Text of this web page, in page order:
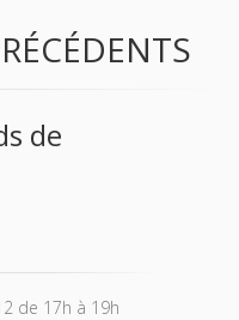
de
de 17h à 19h